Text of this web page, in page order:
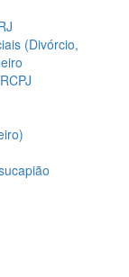
(Divórcio,